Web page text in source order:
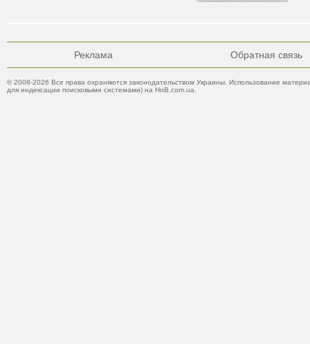
Реклама Обратная связь
© 2008-2026 Все права охраняются законодательством Украины. Использование
для индексации поисковыми системами) на HnB.com.ua.